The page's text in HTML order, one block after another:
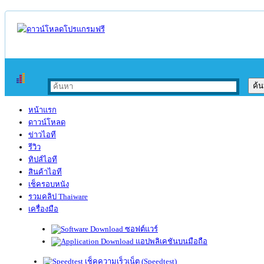
หน้าแรก
ดาวน์โหลด
ข่าวไอที
รีวิว
ทิปส์ไอที
สินค้าไอที
เช็ครอบหนัง
รวมคลิป Thaiware
เครื่องมือ
ซอฟต์แวร์
แอปพลิเคชันบนมือถือ
เช็คความเร็วเน็ต (Speedtest)